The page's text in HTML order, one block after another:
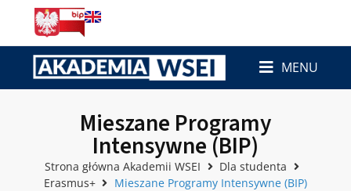
MENU
Mieszane Programy
Intensywne (BIP)
Strona główna Akademii WSEI
Dla studenta
Erasmus+
Mieszane Programy Intensywne (BIP)